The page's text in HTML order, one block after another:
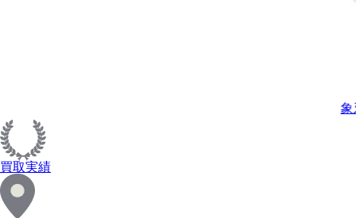
象
買取実績